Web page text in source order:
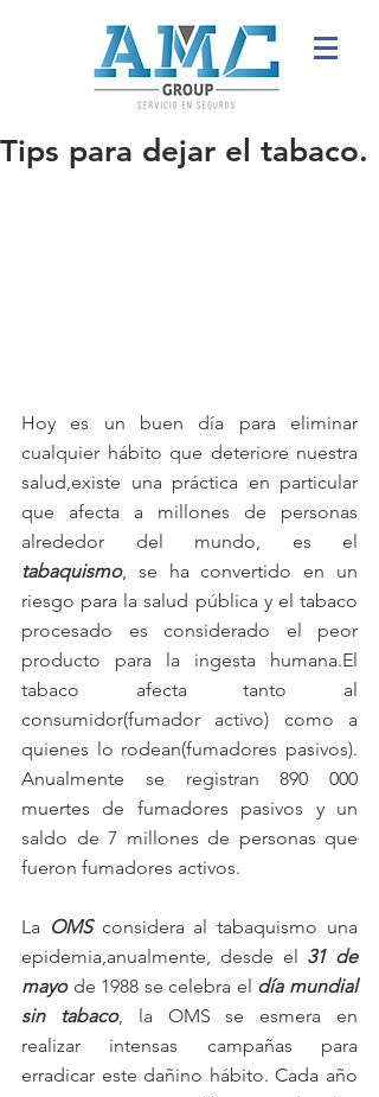
Tips para dejar el tabaco.
Hoy es un buen día para eliminar
cualquier hábito que deteriore nuestra
salud,existe una práctica en particular
que afecta a millones de personas
tabaquismo, se ha convertido en un
riesgo para la salud pública y el tabaco
procesado es considerado el peor
producto para la ingesta humana.El
tabaco afecta tanto al
consumidor(fumador activo) como a
quienes lo rodean(fumadores pasivos).
Anualmente se registran 890 000
muertes de fumadores pasivos y un
saldo de 7 millones de personas que
fueron fumadores activos.
La OMS considera al tabaquismo una
epidemia,anualmente, desde el 31 de
mayo de 1988 se celebra el día mundial
sin tabaco, la OMS se esmera en
realizar intensas campañas para
erradicar este dañino hábito. Cada año